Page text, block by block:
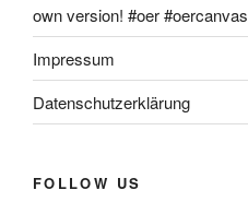
own version! #oer #oercanvas
Impressum
Datenschutzerklärung
FOLLOW US